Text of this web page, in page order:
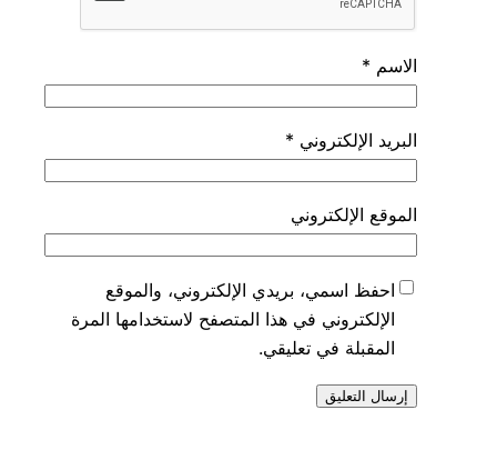
الاسم*
البريد الإلكتروني*
الموقع الإلكتروني
احفظ اسمي، بريدي الإلكتروني، والموقع
الإلكتروني في هذا المتصفح لاستخدامها المرة
المقبلة في تعليقي.